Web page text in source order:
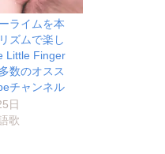
ライムを本
ズムで楽し
Little Finger
数のオスス
チャンネル
日
歌